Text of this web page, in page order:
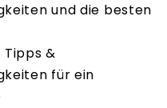
und die besten
&
für ein